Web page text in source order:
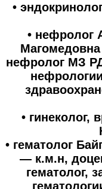
•
• нефролог
нефролог МЗ
• гинеколог,
• гематолог
— к.м.н,
гематолог,